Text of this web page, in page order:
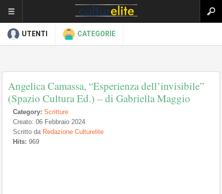
UTENTI CATEGORIE
Angelica Camassa, “Esperienza dell’invisibile”
(Spazio Cultura Ed.) – di Gabriella Maggio
Category: Scritture
Creato: 06 Febbraio 2024
Scritto da Redazione Culturelite
Hits: 969